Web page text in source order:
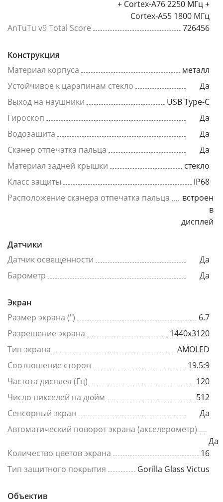
+ Cortex-A76 2250 МГц +
Cortex-A55 1800 МГц
AnTuTu v9 Total Score
726456
Конструкция
Материал корпуса
металл
Устойчивое к царапинам стекло
Да
Выход на наушники
USB Type-C
Гироскоп
Да
Водозащита
Да
Сканер отпечатка пальца
Да
Материал задней крышки
стекло
Класс защиты
IP68
Расположение сканера отпечатка пальца
встроен
в
дисплей
Датчики
Датчик освещенности
Да
Барометр
Да
Экран
Размер экрана (")
6.7
Разрешение экрана
1440x3120
Тип экрана
AMOLED
Соотношение сторон
19.5:9
Частота дисплея (Гц)
120
Число пикселей на дюйм
512
Сенсорный экран
Да
Автоматический поворот экрана (акселерометр)
Да
Количество цветов экрана
16
Тип защитного покрытия
Gorilla Glass Victus
Объектив